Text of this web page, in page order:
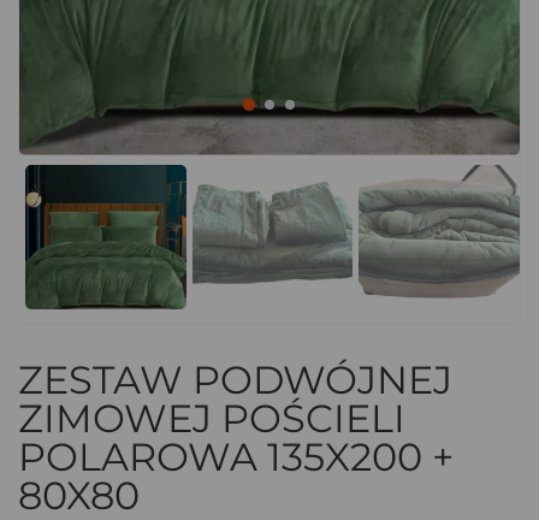
ZESTAW PODWÓJNEJ
ZIMOWEJ POŚCIELI
POLAROWA 135X200 +
80X80